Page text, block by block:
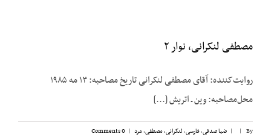
مصطفی لنکرانی، نوار ۲
روایت‌کننده: آقای مصطفی لنکرانی تاریخ مصاحبه: ۱۳ مه ۱۹۸۵
محل‌مصاحبه: وین ـ اتریش [...]
By
|
| ضیا صدقی,فارسی,لنکرانی، مصطفی,مرد |
0 Comments